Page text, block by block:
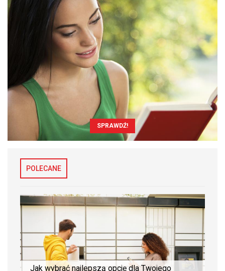
SPRAWDŹ!
POLECANE
Jak wybrać najlepszą opcję dla Twojego